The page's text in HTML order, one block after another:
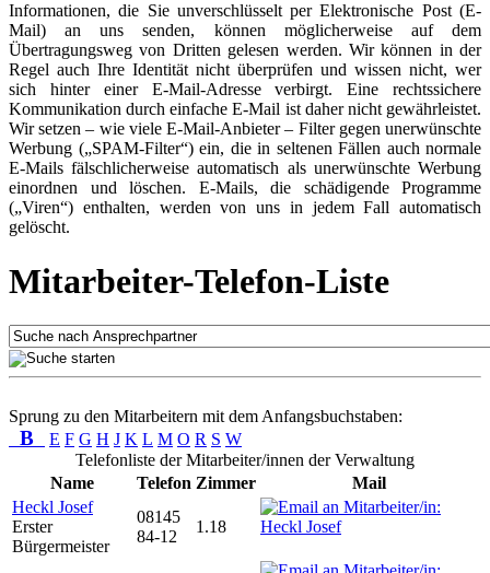
Informationen, die Sie unverschlüsselt per Elektronische Post (E-
Mail) an uns senden, können möglicherweise auf dem
Übertragungsweg von Dritten gelesen werden. Wir können in der
Regel auch Ihre Identität nicht überprüfen und wissen nicht, wer
sich hinter einer E-Mail-Adresse verbirgt. Eine rechtssichere
Kommunikation durch einfache E-Mail ist daher nicht gewährleistet.
Wir setzen – wie viele E-Mail-Anbieter – Filter gegen unerwünschte
Werbung („SPAM-Filter“) ein, die in seltenen Fällen auch normale
E-Mails fälschlicherweise automatisch als unerwünschte Werbung
einordnen und löschen. E-Mails, die schädigende Programme
(„Viren“) enthalten, werden von uns in jedem Fall automatisch
gelöscht.
Mitarbeiter-Telefon-Liste
Sprung zu den Mitarbeitern mit dem Anfangsbuchstaben:
B E F G H J K L M O R S W
Telefonliste der Mitarbeiter/innen der Verwaltung
Name
Telefon Zimmer
Mail
Heckl Josef
Erster
Bürgermeister
08145
84-12
1.18